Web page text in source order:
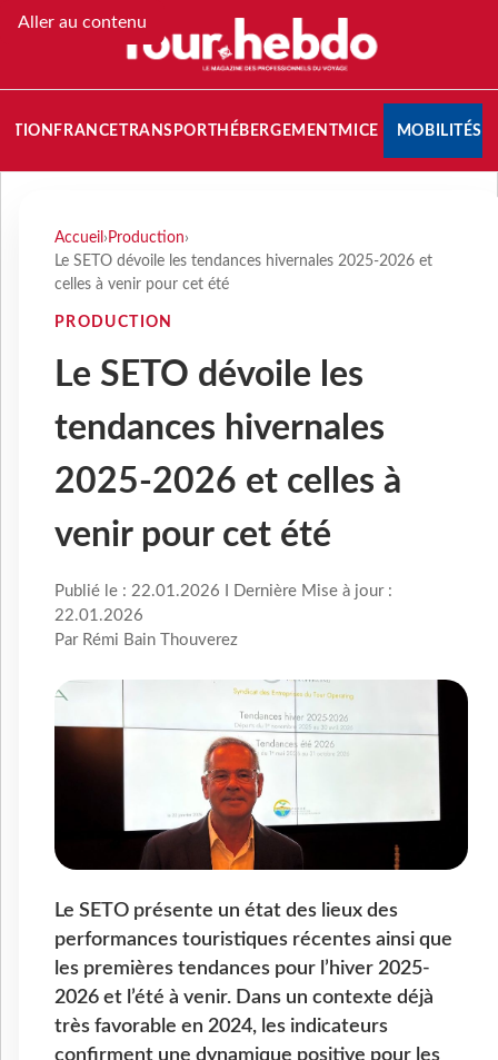
Aller au contenu
FRANCETRANSPORT HÉBERGEMENTMICE MOBILITÉS
Accueil › Production›
Le SETO dévoile les tendances hivernales 2025-2026 et
celles à venir pour cet été
PRODUCTION
Le SETO dévoile les
tendances hivernales
2025-2026 et celles à
venir pour cet été
Publié le : 22.01.2026 I Dernière Mise à jour :
22.01.2026
Par Rémi Bain Thouverez
Le SETO présente un état des lieux des
performances touristiques récentes ainsi que
les premières tendances pour l’hiver 2025-
2026 et l’été à venir. Dans un contexte déjà
très favorable en 2024, les indicateurs
confirment une dynamique positive pour les